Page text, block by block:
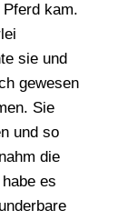
kam.
sie und
gewesen
Sie
und so
die
es